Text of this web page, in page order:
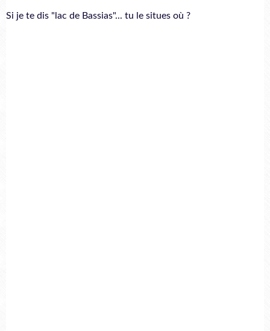
Si je te dis "lac de Bassias"... tu le situes où ?